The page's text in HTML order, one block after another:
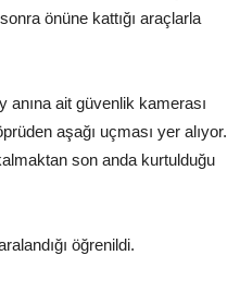
önüne kattığı araçlarla
ait güvenlik kamerası
aşağı uçması yer alıyor.
son anda kurtulduğu
öğrenildi.